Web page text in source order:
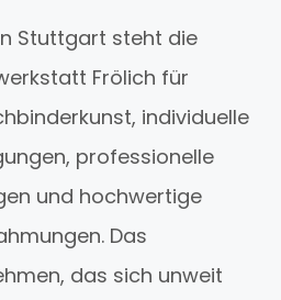
Stuttgart steht die
Frölich für
individuelle
professionelle
und hochwertige
Das
das sich unweit